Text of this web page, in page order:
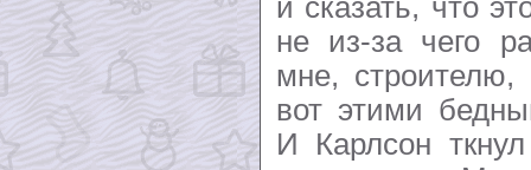
и сказать, что
не из-за чего
мне, строителю,
вот этими
И Карлсон